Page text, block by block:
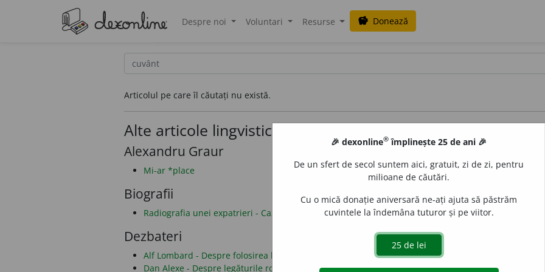
Despre noi Voluntari Resurse savings Donează
Articolul pe care îl căutați nu există.
Alte articole lingvistice
Alexandru Graur
Mi-ar *place
Biografii
Radiografia unei expatrieri - Cazul Lazăr Șăineanu
Dezbateri
Alf Lombard - Despre folosirea literelor î și â
Dan Alexe - Despre legăturile românei cu albaneza
🎉 dexonline® împlinește 25 de ani 🎉
De un sfert de secol suntem aici, gratuit, zi de zi, pentru
milioane de căutări.
Cu o mică donație aniversară ne-ați ajuta să păstrăm
cuvintele la îndemâna tuturor și pe viitor.